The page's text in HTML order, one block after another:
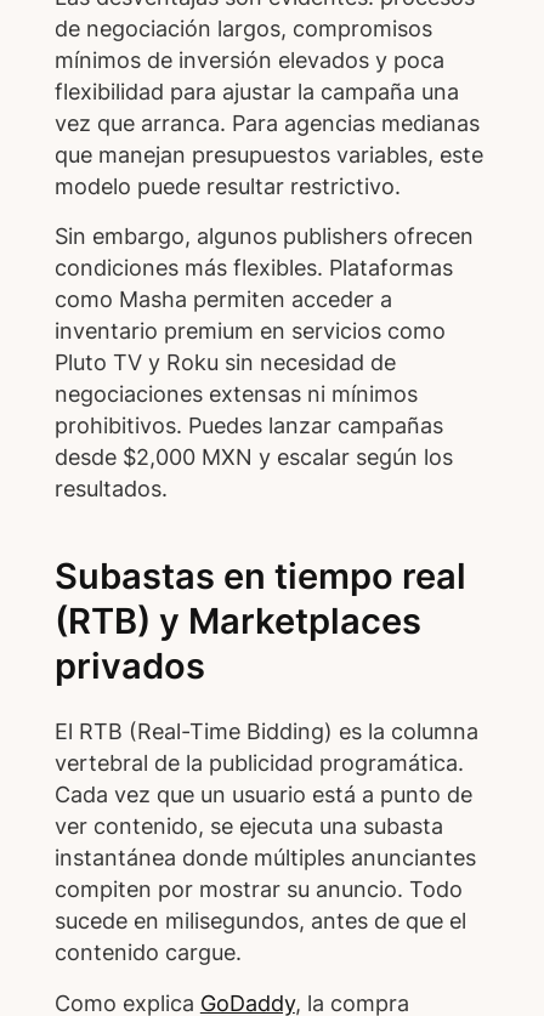
de negociación largos, compromisos
mínimos de inversión elevados y poca
flexibilidad para ajustar la campaña una
vez que arranca. Para agencias medianas
que manejan presupuestos variables, este
modelo puede resultar restrictivo.
Sin embargo, algunos publishers ofrecen
condiciones más flexibles. Plataformas
como Masha permiten acceder a
inventario premium en servicios como
Pluto TV y Roku sin necesidad de
negociaciones extensas ni mínimos
prohibitivos. Puedes lanzar campañas
desde $2,000 MXN y escalar según los
resultados.
Subastas en tiempo real
(RTB) y Marketplaces
privados
El RTB (Real-Time Bidding) es la columna
vertebral de la publicidad programática.
Cada vez que un usuario está a punto de
ver contenido, se ejecuta una subasta
instantánea donde múltiples anunciantes
compiten por mostrar su anuncio. Todo
sucede en milisegundos, antes de que el
contenido cargue.
Como explica GoDaddy, la compra